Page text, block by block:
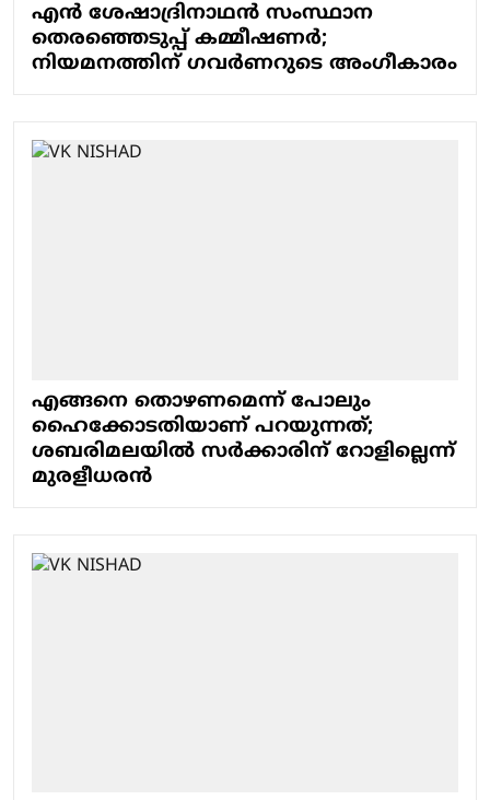
എന്‍ ശേഷാദ്രിനാഥന്‍ സംസ്ഥാന
തെരഞ്ഞെടുപ്പ് കമ്മീഷണര്‍;
നിയമനത്തിന് ഗവര്‍ണറുടെ അംഗീകാരം
എങ്ങനെ തൊഴണമെന്ന് പോലും
ഹൈക്കോടതിയാണ് പറയുന്നത്;
ശബരിമലയില്‍ സര്‍ക്കാരിന് റോളില്ലെന്ന്
മുരളീധരന്‍